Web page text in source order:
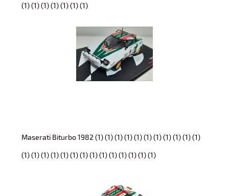
(1) (1) (1) (1) (1) (1) (1)
Maserati Biturbo 1982 (1) (1) (1) (1) (1) (1) (1) (1) (1) (1) (1)
(1) (1) (1) (1) (1) (1) (1) (1) (1) (1) (1) (1) (1) (1)